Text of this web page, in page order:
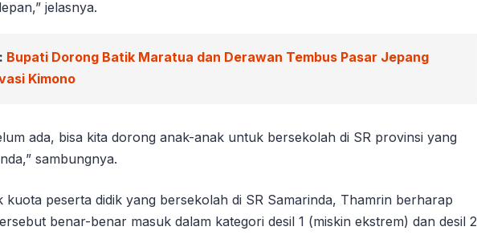
jelasnya.
Bupati Dorong Batik Maratua dan Derawan Tembus Pasar Jepang
Kimono
ada, bisa kita dorong anak-anak untuk bersekolah di SR provinsi yang
sambungnya.
kuota peserta didik yang bersekolah di SR Samarinda, Thamrin berharap
benar-benar masuk dalam kategori desil 1 (miskin ekstrem) dan desil 2